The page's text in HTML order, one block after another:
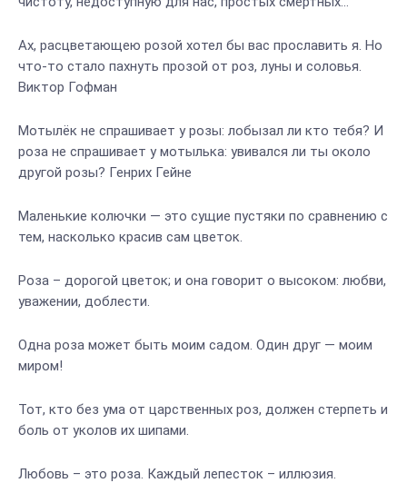
Ах, расцветающею розой хотел бы вас прославить я. Но
что-то стало пахнуть прозой от роз, луны и соловья.
Виктор Гофман
Мотылёк не спрашивает у розы: лобызал ли кто тебя? И
роза не спрашивает у мотылька: увивался ли ты около
другой розы? Генрих Гейне
Маленькие колючки — это сущие пустяки по сравнению с
тем, насколько красив сам цветок.
Роза – дорогой цветок; и она говорит о высоком: любви,
уважении, доблести.
Одна роза может быть моим садом. Один друг — моим
миром!
Тот, кто без ума от царственных роз, должен стерпеть и
боль от уколов их шипами.
Любовь – это роза. Каждый лепесток – иллюзия.